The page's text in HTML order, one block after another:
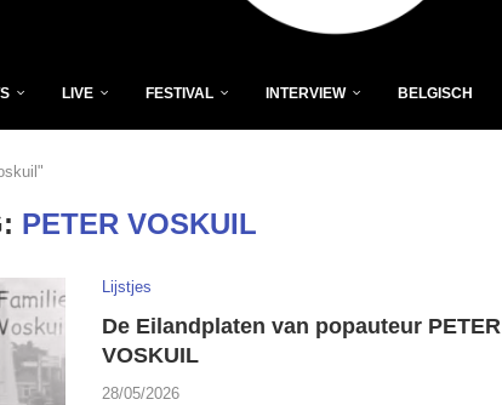
LIVE FESTIVAL INTERVIEW BELGISCH
PETER VOSKUIL
Lijstjes
De Eilandplaten van popauteur PETER
VOSKUIL
28/05/2026